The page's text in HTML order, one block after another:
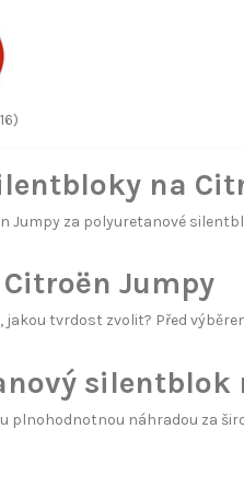
na
za polyuretanové
Jumpy
tvrdost zvolit? Před
silentblok
plnohodnotnou náhradou za